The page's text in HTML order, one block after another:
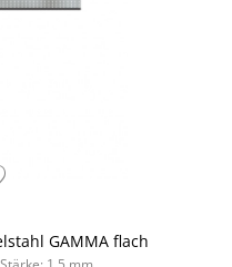
GAMMA flach